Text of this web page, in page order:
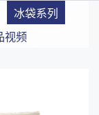
冰袋系列
视频